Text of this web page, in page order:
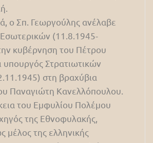
ο Σπ. Γεωργούλης ανέλαβε
(11.8.1945-
κυβέρνηση του Πέτρου
υπουργός Στρατιωτικών
στη βραχύβια
Παναγιώτη Κανελλόπουλου.
του Εμφυλίου Πολέμου
της Εθνοφυλακής,
μέλος της ελληνικής